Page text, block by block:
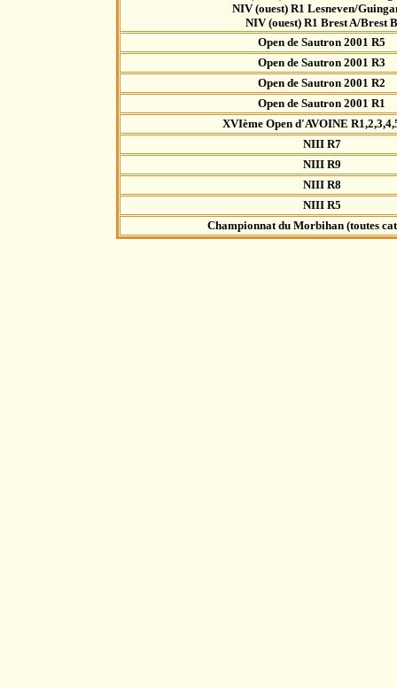
NIV (ouest) R1 Lesneven/
NIV (ouest) R1 Brest A/Brest B
Open de Sautron 2001 R5
Open de Sautron 2001 R3
Open de Sautron 2001 R2
Open de Sautron 2001 R1
XVIème Open d'AVOINE
NIII R7
NIII R9
NIII R8
NIII R5
Championnat du Morbihan (toutes